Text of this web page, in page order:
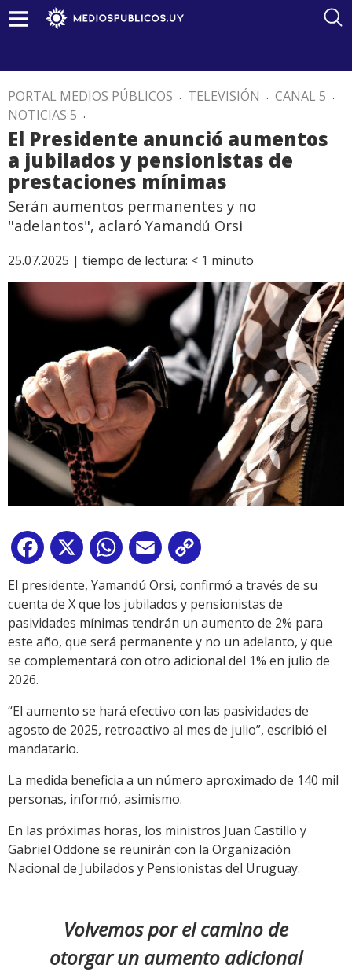
PORTAL MEDIOS PÚBLICOS . TELEVISIÓN . CANAL 5 .
NOTICIAS 5 .
El Presidente anunció aumentos
a jubilados y pensionistas de
prestaciones mínimas
Serán aumentos permanentes y no
"adelantos", aclaró Yamandú Orsi
25.07.2025 | tiempo de lectura: < 1 minuto
Facebook
X WhatsApp
Email
Link
El presidente, Yamandú Orsi, confirmó a través de su
cuenta de X que los jubilados y pensionistas de
pasividades mínimas tendrán un aumento de 2% para
este año, que será permanente y no un adelanto, y que
se complementará con otro adicional del 1% en julio de
2026.
“El aumento se hará efectivo con las pasividades de
agosto de 2025, retroactivo al mes de julio”, escribió el
mandatario.
La medida beneficia a un número aproximado de 140 mil
personas, informó, asimismo.
En las próximas horas, los ministros Juan Castillo y
Gabriel Oddone se reunirán con la Organización
Nacional de Jubilados y Pensionistas del Uruguay.
Volvemos por el camino de
otorgar un aumento adicional